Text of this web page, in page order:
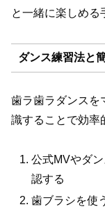
と一緒に楽しめる
ダンス練習法と
歯ラ歯ラダンスを
識することで効率
公式MVやダ
認する
歯ブラシを使